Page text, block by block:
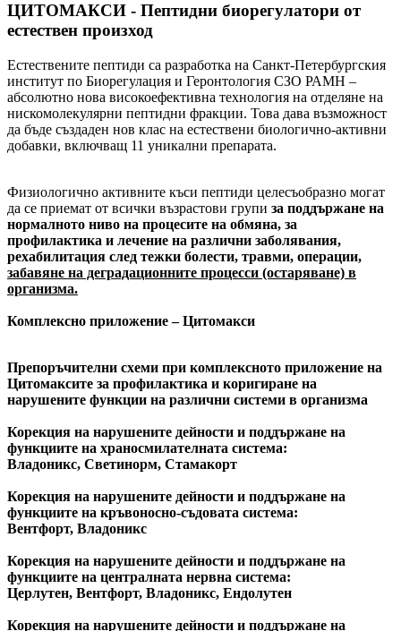
ЦИТОМАКСИ - Пептидни биорегулатори от
естествен произход
Естествените пептиди са разработка на Санкт-Петербургския
институт по Биорегулация и Геронтология СЗО РАМН –
абсолютно нова високоефективна технология на отделяне на
нискомолекулярни пептидни фракции. Това дава възможност
да бъде създаден нов клас на естествени биологично-активни
добавки, включващ 11 уникални препарата.
Физиологично активните къси пептиди целесъобразно могат
да се приемат от всички възрастови групи за поддържане на
нормалното ниво на процесите на обмяна, за
профилактика и лечение на различни заболявания,
рехабилитация след тежки болести, травми, операции,
забавяне на деградационните процесси (остаряване) в
организма.
Комплексно приложение – Цитомакси
Препоръчителни схеми при комплексното приложение на
Цитомаксите за профилактика и коригиране на
нарушените функции на различни системи в организма
Корекция на нарушените дейности и поддържане на
функциите на храносмилателната система:
Владоникс, Светинорм, Стамакорт
Корекция на нарушените дейности и поддържане на
функциите на кръвоносно-съдовата система:
Вентфорт, Владоникс
Корекция на нарушените дейности и поддържане на
функциите на централната нервна система:
Церлутен, Вентфорт, Владоникс, Ендолутен
Корекция на нарушените дейности и поддържане на